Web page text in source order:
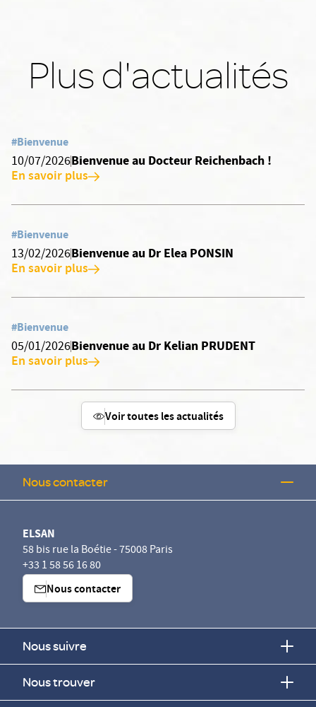
Plus d'actualités
#Bienvenue
10/07/2026Bienvenue au Docteur Reichenbach !
En savoir plus
#Bienvenue
13/02/2026Bienvenue au Dr Elea PONSIN
En savoir plus
#Bienvenue
05/01/2026Bienvenue au Dr Kelian PRUDENT
En savoir plus
Voir toutes les actualités
Nous contacter
ELSAN
58 bis rue la Boétie - 75008 Paris
+33 1 58 56 16 80
Nous contacter
Nous suivre
Nous trouver